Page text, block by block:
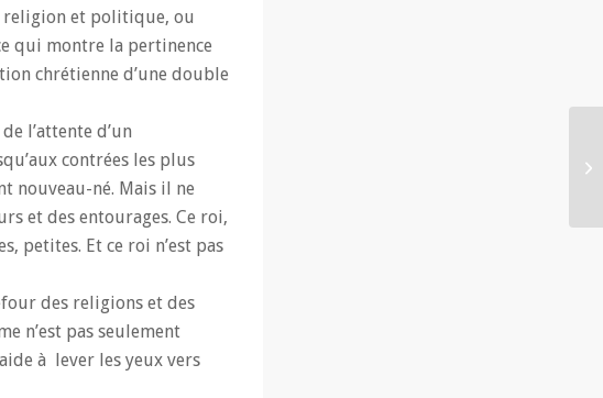
religion et politique, ou
qui montre la pertinence
chrétienne d’une double
l’attente d’un
contrées les plus
nouveau-né. Mais il ne
et des entourages. Ce roi,
petites. Et ce roi n’est pas
des religions et des
n’est pas seulement
à lever les yeux vers